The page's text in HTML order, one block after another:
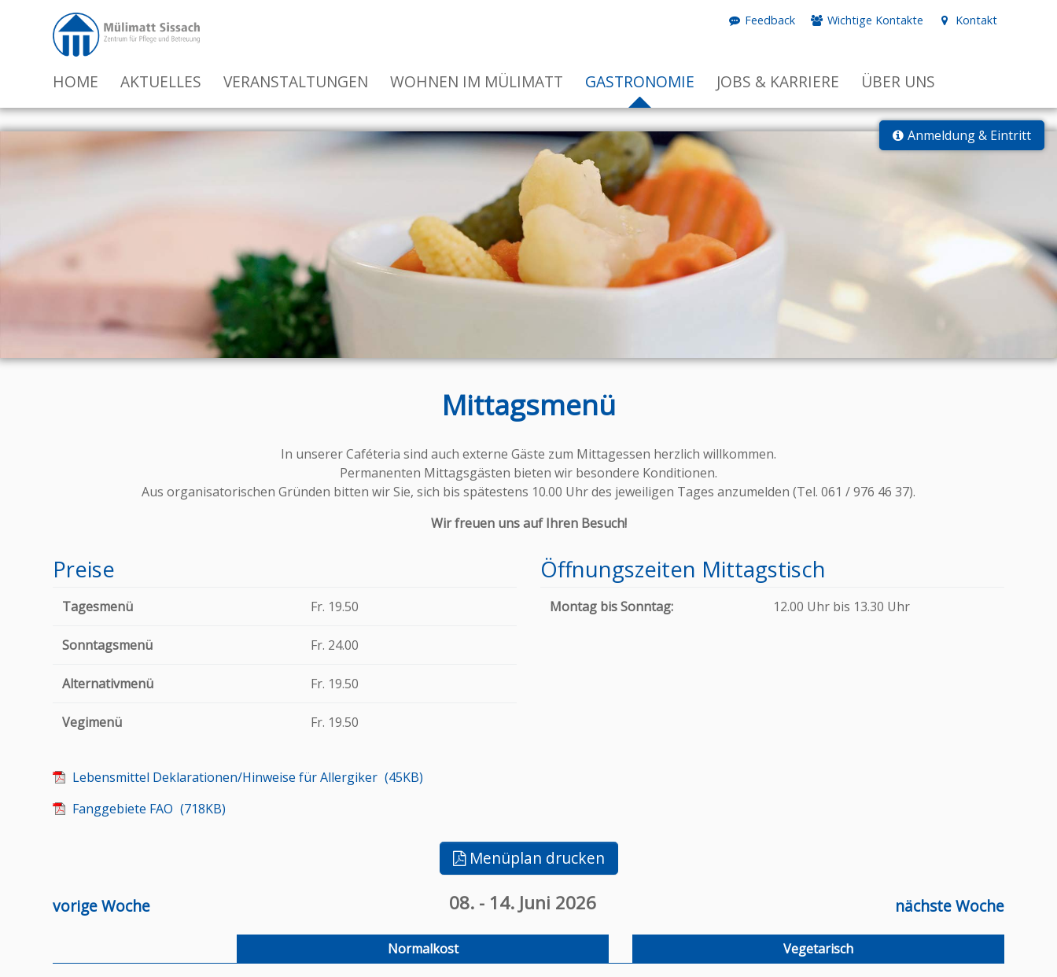
Feedback Wichtige Kontakte Kontakt
HOME AKTUELLES VERANSTALTUNGEN WOHNEN IM MÜLIMATT GASTRONOMIE JOBS & KARRIERE ÜBER UNS
Anmeldung & Eintritt
Mittagsmenü
In unserer Caféteria sind auch externe Gäste zum Mittagessen herzlich willkommen.
Permanenten Mittagsgästen bieten wir besondere Konditionen.
Aus organisatorischen Gründen bitten wir Sie, sich bis spätestens 10.00 Uhr des jeweiligen Tages anzumelden (Tel. 061 / 976 46 37).
Wir freuen uns auf Ihren Besuch!
Preise
Tagesmenü Fr. 19.50
Sonntagsmenü Fr. 24.00
Alternativmenü Fr. 19.50
Vegimenü Fr. 19.50
Öffnungszeiten Mittagstisch
Montag bis Sonntag: 12.00 Uhr bis 13.30 Uhr
Lebensmittel Deklarationen/Hinweise für Allergiker
45KB
Fanggebiete FAO
718KB
Menüplan drucken
vorige Woche nächste Woche
08. - 14. Juni 2026